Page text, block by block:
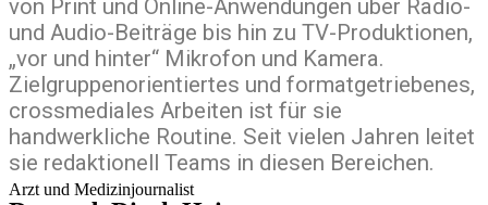
von Print und Online-Anwendungen über Radio-
und Audio-Beiträge bis hin zu TV-Produktionen,
„vor und hinter“ Mikrofon und Kamera.
Zielgruppenorientiertes und formatgetriebenes,
crossmediales Arbeiten ist für sie
handwerkliche Routine. Seit vielen Jahren leitet
sie redaktionell Teams in diesen Bereichen.
Arzt und Medizinjournalist